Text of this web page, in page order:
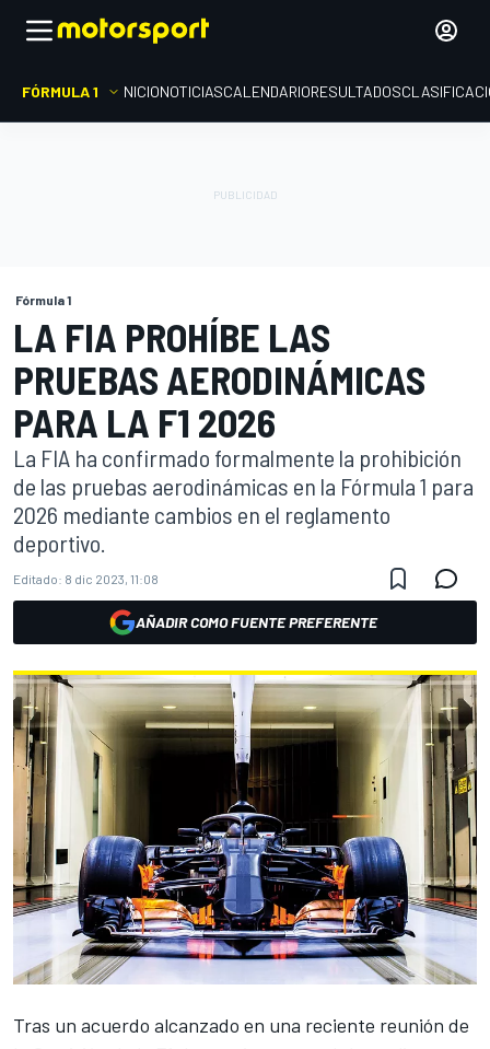
FÓRMULA 1 INICIONOTICIASCALENDARIORESULTADOS
Fórmula 1
LA FIA PROHÍBE LAS
PRUEBAS AERODINÁMICAS
PARA LA F1 2026
La FIA ha confirmado formalmente la prohibición
de las pruebas aerodinámicas en la Fórmula 1 para
2026 mediante cambios en el reglamento
deportivo.
Editado: 8 dic 2023, 11:08
AÑADIR COMO FUENTE PREFERENTE
Tras un acuerdo alcanzado en una reciente reunión de